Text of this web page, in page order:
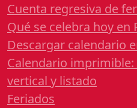
Cuenta regresiva de
Qué se celebra hoy en
Descargar calendario
Calendario imprimible:
vertical y listado
Feriados